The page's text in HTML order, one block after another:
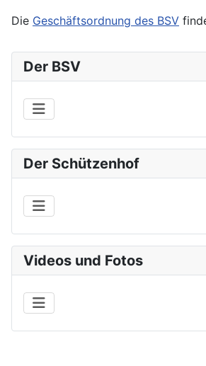
Der BSV
Der Schützenhof
Videos und Fotos
Die Geschäftsordnung des BSV